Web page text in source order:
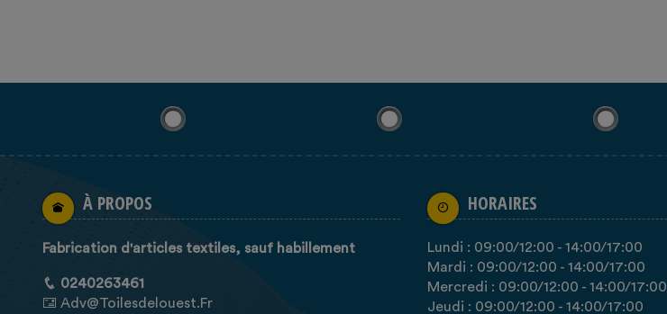
À PROPOS
Fabrication d'articles textiles, sauf habillement
0240263461
Adv@toilesdelouest.fr
HORAIRES
Lundi : 09:00/12:00 - 14:00/17:00
Mardi : 09:00/12:00 - 14:00/17:00
Mercredi : 09:00/12:00 - 14:00/17:00
Jeudi : 09:00/12:00 - 14:00/17:00